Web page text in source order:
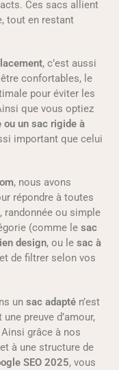
Ces sacs allient
tout en restant
, c’est aussi
confortables, le
pour éviter les
que vous optiez
ou un sac rigide à
important que celui
, nous avons
répondre à toutes
randonnée ou simple
(comme le sac
design, ou le sac à
de filtrer selon vos
un sac adapté n’est
preuve d’amour,
grâce à nos
à une structure de
SEO 2025, vous